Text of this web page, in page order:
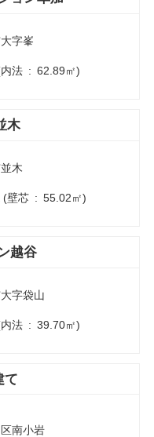
字峯
法 : 62.89㎡)
木
木
(壁芯 : 55.02㎡)
越谷
字袋山
法 : 39.70㎡)
て
南小岩